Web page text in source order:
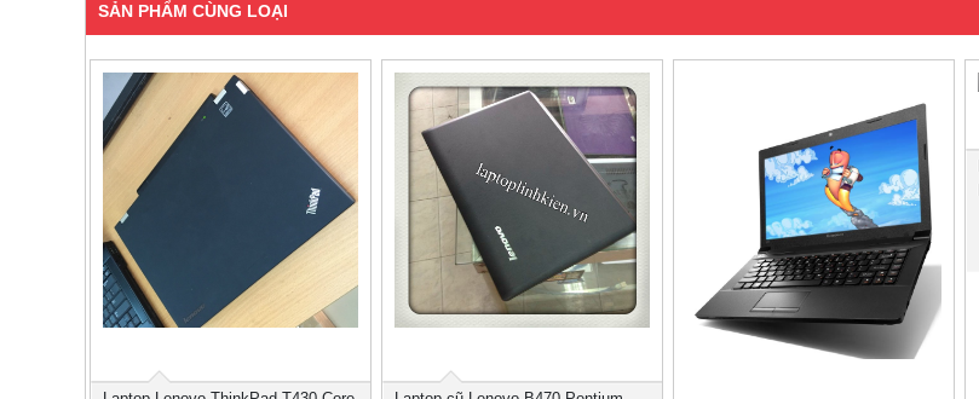
SẢN PHẨM CÙNG LOẠI